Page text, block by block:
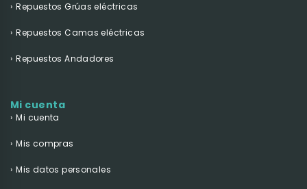
Repuestos Grúas eléctricas
Repuestos Camas eléctricas
Repuestos Andadores
Mi cuenta
Mi cuenta
Mis compras
Mis datos personales